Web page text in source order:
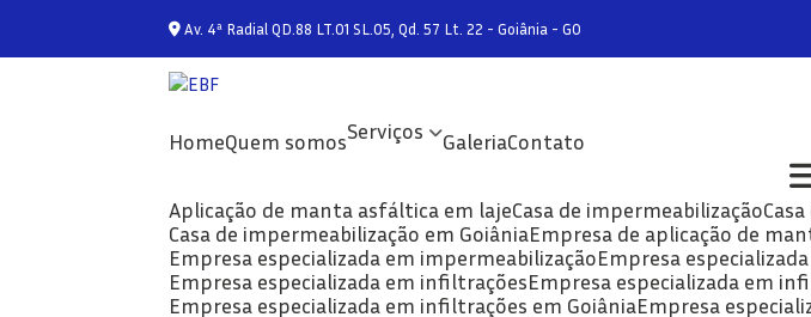
Av. 4ª Radial QD.88 LT.01 SL.05, Qd. 57 Lt. 22 - Goiânia - GO
Home Quem somos Serviços Galeria Contato
Aplicação de manta asfáltica em laje Casa de impermeabilização
Casa de impermeabilização em Goiânia Empresa de aplicação de
Empresa especializada em impermeabilização Empresa
Empresa especializada em infiltrações Empresa especializada em
Empresa especializada em infiltrações em Goiânia Empresa